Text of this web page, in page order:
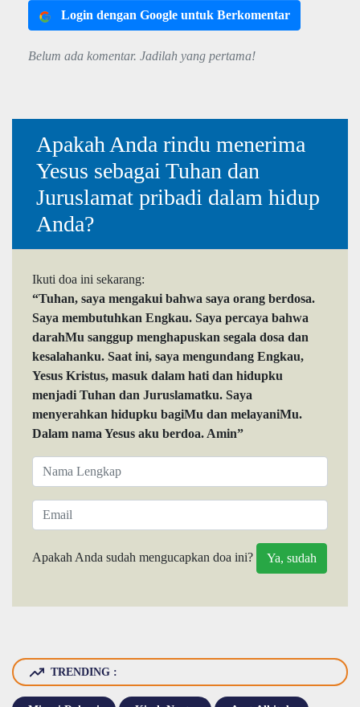
Login dengan Google untuk Berkomentar
Belum ada komentar. Jadilah yang pertama!
Apakah Anda rindu menerima
Yesus sebagai Tuhan dan
Juruslamat pribadi dalam hidup
Anda?
Ikuti doa ini sekarang:
“Tuhan, saya mengakui bahwa saya orang berdosa.
Saya membutuhkan Engkau. Saya percaya bahwa
darahMu sanggup menghapuskan segala dosa dan
kesalahanku. Saat ini, saya mengundang Engkau,
Yesus Kristus, masuk dalam hati dan hidupku
menjadi Tuhan dan Juruslamatku. Saya
menyerahkan hidupku bagiMu dan melayaniMu.
Dalam nama Yesus aku berdoa. Amin”
Apakah Anda sudah mengucapkan doa ini?
TRENDING :